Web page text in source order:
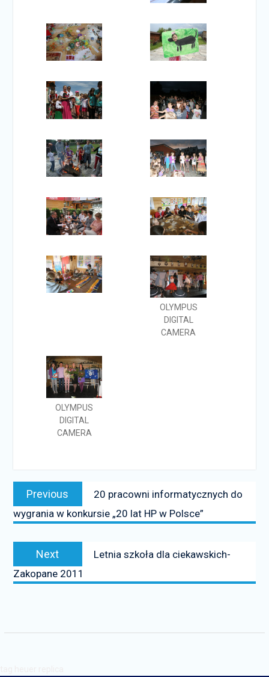
OLYMPUS
DIGITAL
CAMERA
OLYMPUS
DIGITAL
CAMERA
Nawigacja
wpisu
Previous
post:
20 pracowni informatycznych do
wygrania w konkursie „20 lat HP w Polsce”
Next
post:
Letnia szkoła dla ciekawskich-
Zakopane 2011